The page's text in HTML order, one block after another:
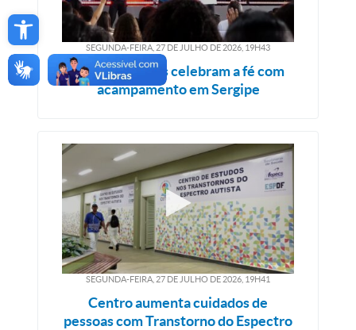
Open toolbar
SEGUNDA-FEIRA, 27 DE JULHO DE 2026, 19H43
Jovens Sarados celebram a fé com
acampamento em Sergipe
SEGUNDA-FEIRA, 27 DE JULHO DE 2026, 19H41
Centro aumenta cuidados de
pessoas com Transtorno do Espectro